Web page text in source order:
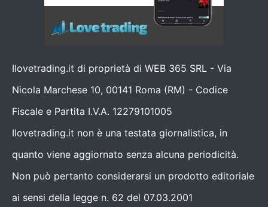
Ilovetrading.it di proprietà di WEB 365 SRL - Via
Nicola Marchese 10, 00141 Roma (RM) - Codice
Fiscale e Partita I.V.A. 12279101005
Ilovetrading.it non è una testata giornalistica, in
quanto viene aggiornato senza alcuna periodicità.
Non può pertanto considerarsi un prodotto editoriale
ai sensi della legge n. 62 del 07.03.2001